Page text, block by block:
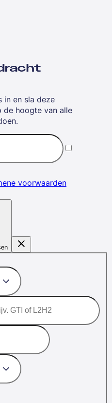
in en sla deze
hoogte van alle
voorwaarden